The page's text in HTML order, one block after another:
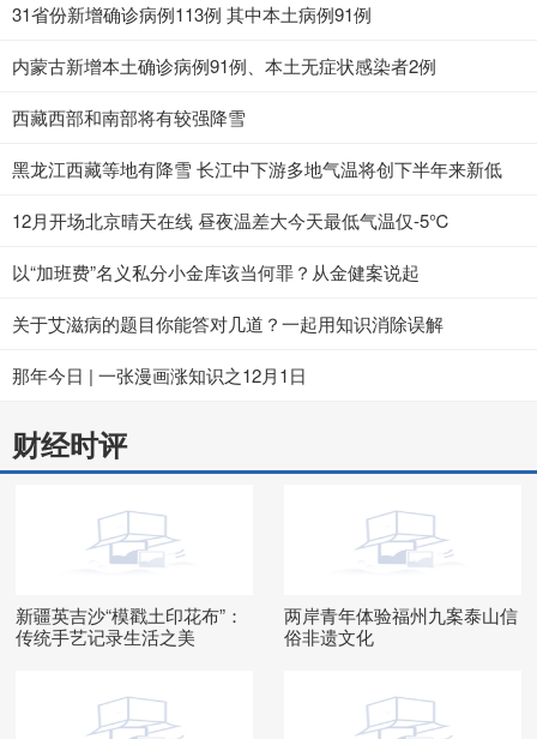
31省份新增确诊病例113例 其中本土病例91例
内蒙古新增本土确诊病例91例、本土无症状感染者2例
西藏西部和南部将有较强降雪
黑龙江西藏等地有降雪 长江中下游多地气温将创下半年来新低
12月开场北京晴天在线 昼夜温差大今天最低气温仅-5℃
以“加班费”名义私分小金库该当何罪？从金健案说起
关于艾滋病的题目你能答对几道？一起用知识消除误解
那年今日 | 一张漫画涨知识之12月1日
财经时评
新疆英吉沙“模戳土印花布”：
传统手艺记录生活之美
两岸青年体验福州九案泰山信
俗非遗文化